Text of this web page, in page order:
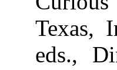
Texas,
eds.,